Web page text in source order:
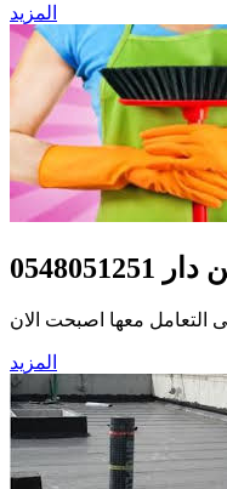
المزيد
التعامل معها اصبحت الان
المزيد